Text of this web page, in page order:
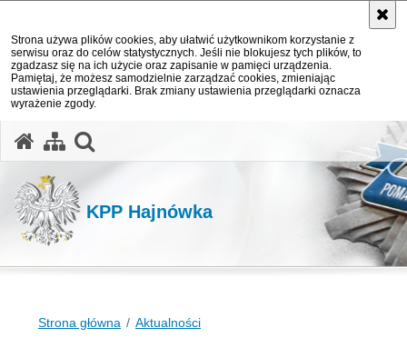
Strona używa plików cookies, aby ułatwić użytkownikom korzystanie z
serwisu oraz do celów statystycznych. Jeśli nie blokujesz tych plików, to
zgadzasz się na ich użycie oraz zapisanie w pamięci urządzenia.
Pamiętaj, że możesz samodzielnie zarządzać cookies, zmieniając
ustawienia przeglądarki. Brak zmiany ustawienia przeglądarki oznacza
wyrażenie zgody.
KPP Hajnówka
Strona główna Aktualności